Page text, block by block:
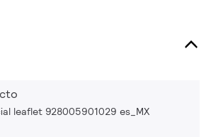
leaflet 928005901029 es_MX